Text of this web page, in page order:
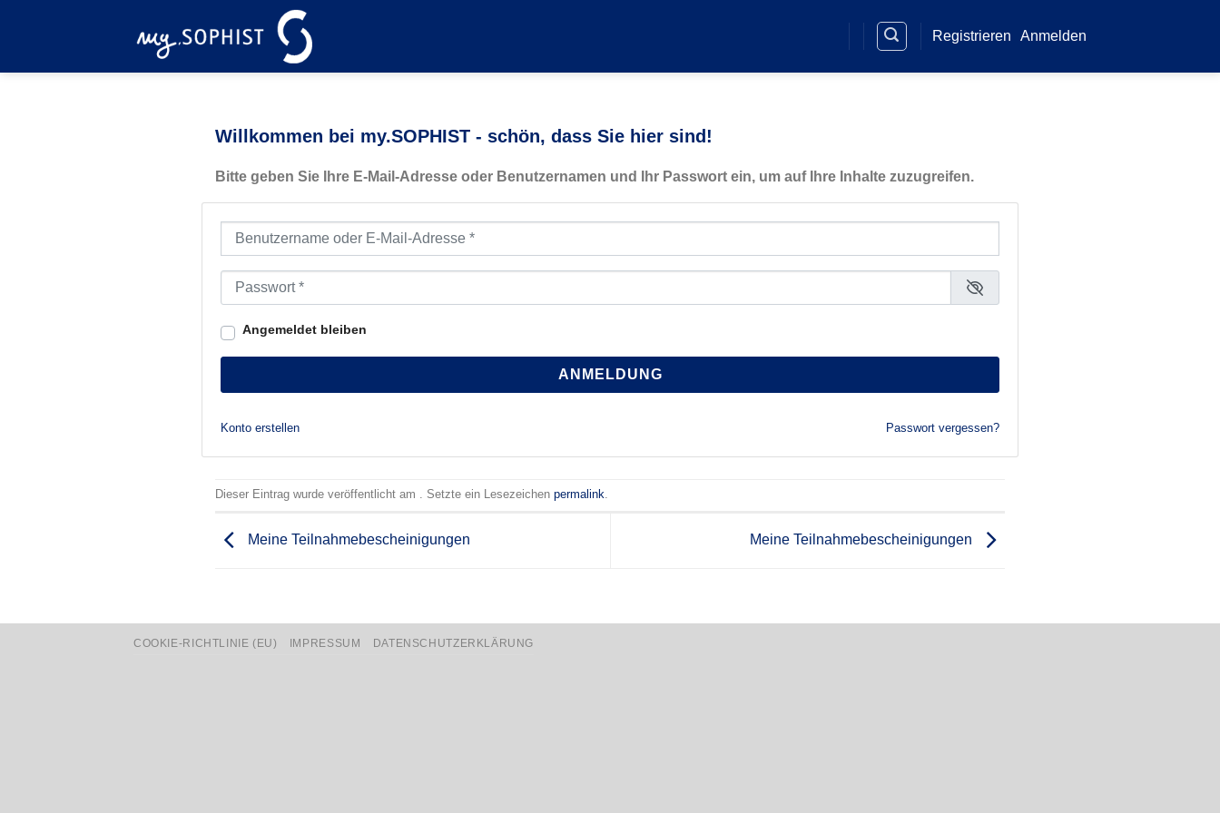
Registrieren Anmelden
Willkommen bei my.SOPHIST - schön, dass Sie hier sind!
Bitte geben Sie Ihre E-Mail-Adresse oder Benutzernamen und Ihr Passwort ein, um auf Ihre Inhalte zuzugreifen.
Benutzername oder E-Mail-Adresse
Passwort
Angemeldet bleiben
ANMELDUNG
Konto erstellen Passwort vergessen?
Dieser Eintrag wurde veröffentlicht am . Setzte ein Lesezeichen permalink.
Meine Teilnahmebescheinigungen Meine Teilnahmebescheinigungen
COOKIE-RICHTLINIE (EU) IMPRESSUM DATENSCHUTZERKLÄRUNG